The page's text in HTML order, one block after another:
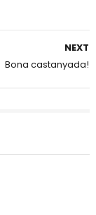
NEXT
Bona castanyada!